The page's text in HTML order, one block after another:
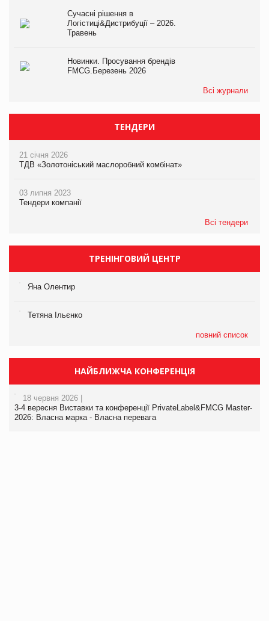
Сучасні рішення в
Логістиці&Дистрибуції – 2026.
Травень
Новинки. Просування брендів
FMCG.Березень 2026
Всі журнали
ТЕНДЕРИ
21 січня 2026
ТДВ «Золотоніський маслоробний комбінат»
03 липня 2023
Тендери компанії
Всі тендери
ТРЕНІНГОВИЙ ЦЕНТР
Яна Олентир
Тетяна Ільєнко
повний список
НАЙБЛИЖЧА КОНФЕРЕНЦІЯ
18 червня 2026 |
3-4 вересня Виставки та конференції PrivateLabel&FMCG Master-
2026: Власна марка - Власна перевага